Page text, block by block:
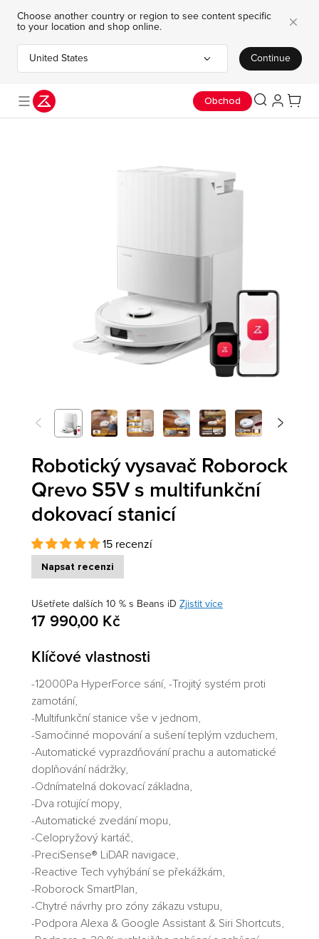
Choose another country or region to see content specific
to your location and shop online.
United States
Choose your country or region
Continue
Časově omezená nabídka: Ušetřete až 8 000 Kč. Koupit Nyní
Obchod
<Předchozí >Další
Robotický vysavač Roborock
Qrevo S5V s multifunkční
dokovací stanicí
15 recenzí
Napsat recenzi
Ušetřete dalších 10 % s Beans iD Zjistit více
17 990,00 Kč
Klíčové vlastnosti
-12000Pa HyperForce sání, -Trojitý systém proti
zamotání,
-Multifunkční stanice vše v jednom,
-Samočinné mopování a sušení teplým vzduchem,
-Automatické vyprazdňování prachu a automatické
doplňování nádržky,
-Odnímatelná dokovací základna,
-Dva rotující mopy,
-Automatické zvedání mopu,
-Celopryžový kartáč,
-PreciSense® LiDAR navigace,
-Reactive Tech vyhýbání se překážkám,
-Roborock SmartPlan,
-Chytré návrhy pro zóny zákazu vstupu,
-Podpora Alexa & Google Assistant & Siri Shortcuts,